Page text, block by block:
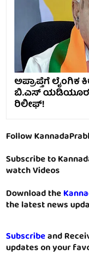
ಅಪ್ರಾಪ್ತೆಗೆ ಲೈಂಗಿಕ
ಬಿ.ಎಸ್
ರಿಲೀಫ್!
Follow
Subscribe to
watch Videos
Download the
the latest news
Subscribeand
updates on your